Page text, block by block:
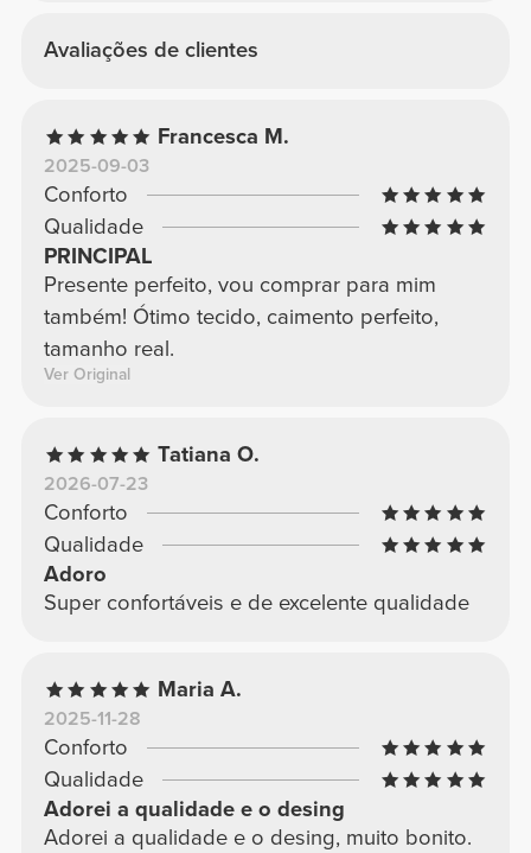
Avaliações de clientes
Francesca M.
2025-09-03
Conforto
Qualidade
PRINCIPAL
Presente perfeito, vou comprar para mim
também! Ótimo tecido, caimento perfeito,
tamanho real.
Ver Original
Tatiana O.
2026-07-23
Conforto
Qualidade
Adoro
Super confortáveis e de excelente qualidade
Maria A.
2025-11-28
Conforto
Qualidade
Adorei a qualidade e o desing
Adorei a qualidade e o desing, muito bonito.